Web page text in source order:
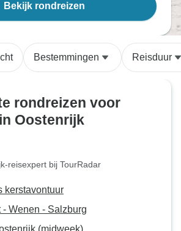
Bekijk rondreizen
Bestemmingen Reisduur
rondreizen voor
Oostenrijk
reisexpert bij TourRadar
kerstavontuur
- Wenen - Salzburg
(midweek)